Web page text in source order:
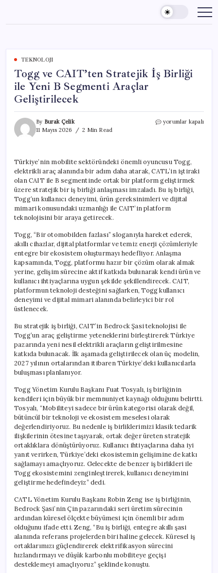
content
TEKNOLOJI
Togg ve CAIT’ten Stratejik İş Birliği
ile Yeni B Segmenti Araçlar
Geliştirilecek
By Burak Çelik
11 Mayıs 2026
2 Min Read
Togg
Birliği
ile
Yeni
B
Segmenti
Araçlar
Geliştirilecek
yorumlar kapalı
Türkiye’nin mobilite sektöründeki önemli oyuncusu Togg,
elektrikli araç alanında bir adım daha atarak, CATL’in iştiraki
olan CAIT ile B segmentinde ortak bir platform geliştirmek
üzere stratejik bir iş birliği anlaşması imzaladı. Bu iş birliği,
Togg’un kullanıcı deneyimi, ürün gereksinimleri ve dijital
mimari konusundaki uzmanlığı ile CAIT’in platform
teknolojisini bir araya getirecek.
Togg, “Bir otomobilden fazlası” sloganıyla hareket ederek,
akıllı cihazlar, dijital platformlar ve temiz enerji çözümleriyle
entegre bir ekosistem oluşturmayı hedefliyor. Anlaşma
kapsamında, Togg, platformu hazır bir çözüm olarak almak
yerine, gelişim sürecine aktif katkıda bulunarak kendi ürün ve
kullanıcı ihtiyaçlarına uygun şekilde şekillendirecek. CAIT,
platformun teknoloji desteğini sağlarken, Togg kullanıcı
deneyimi ve dijital mimari alanında belirleyici bir rol
üstlenecek.
Bu stratejik iş birliği, CAIT’in Bedrock Şasi teknolojisi ile
Togg’un araç geliştirme yeteneklerini birleştirerek Türkiye
pazarında yeni nesil elektrikli araçların geliştirilmesine
katkıda bulunacak. İlk aşamada geliştirilecek olan üç modelin,
2027 yılının ortalarından itibaren Türkiye’deki kullanıcılarla
buluşması planlanıyor.
Togg Yönetim Kurulu Başkanı Fuat Tosyalı, iş birliğinin
kendileri için büyük bir memnuniyet kaynağı olduğunu belirtti.
Tosyalı, “Mobiliteyi sadece bir ürün kategorisi olarak değil,
bütüncül bir teknoloji ve ekosistem meselesi olarak
değerlendiriyoruz. Bu nedenle iş birliklerimizi klasik tedarik
ilişkilerinin ötesine taşıyarak, ortak değer üreten stratejik
ortaklıklara dönüştürüyoruz. Kullanıcı ihtiyaçlarına daha iyi
yanıt verirken, Türkiye’deki ekosistemin gelişimine de katkı
sağlamayı amaçlıyoruz. Gelecekte de benzer iş birlikleri ile
Togg ekosistemini zenginleştirerek, kullanıcı deneyimini
geliştirme hedefindeyiz” dedi.
CATL Yönetim Kurulu Başkanı Robin Zeng ise iş birliğinin,
Bedrock Şasi’nin Çin pazarındaki seri üretim sürecinin
ardından küresel ölçekte büyümesi için önemli bir adım
olduğunu ifade etti. Zeng, “Bu iş birliği, entegre akıllı şasi
alanında referans projelerden biri haline gelecek. Küresel iş
ortaklarımızı güçlendirerek elektrifikasyon sürecini
hızlandırmayı ve düşük karbonlu mobiliteye geçişi
desteklemeyi amaçlıyoruz” şeklinde konuştu.